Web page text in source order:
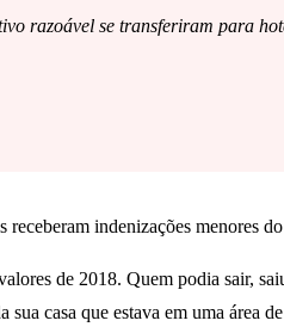
razoável se transferiram para
receberam indenizações menores
de 2018. Quem podia sair,
casa que estava em uma área